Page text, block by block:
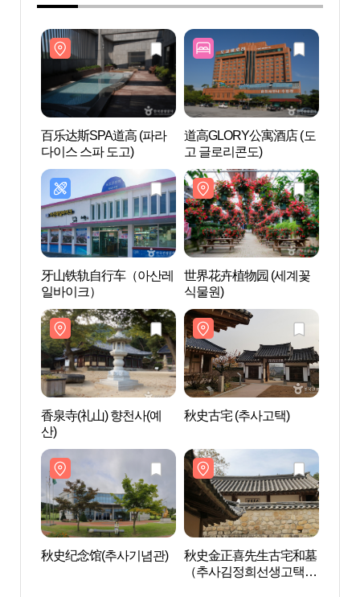
百乐达斯SPA道高 (파라
다이스 스파 도고)
道高GLORY公寓酒店 (도
고 글로리콘도)
牙山铁轨自行车（아산레
일바이크）
世界花卉植物园 (세계꽃
식물원)
香泉寺(礼山) 향천사(예
산)
秋史古宅 (추사고택)
秋史纪念馆(추사기념관)
秋史金正喜先生古宅和墓
（추사김정희선생고택·